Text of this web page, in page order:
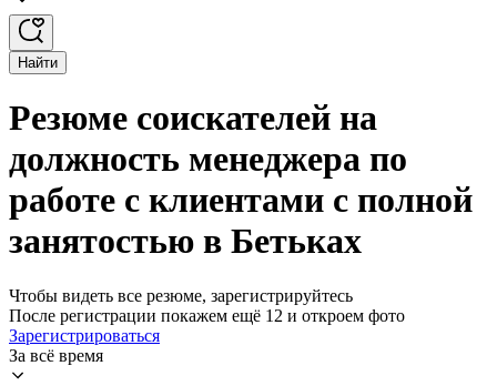
Найти
Резюме соискателей на
должность менеджера по
работе с клиентами с полной
занятостью в Бетьках
Чтобы видеть все резюме, зарегистрируйтесь
После регистрации покажем ещё 12 и откроем фото
Зарегистрироваться
За всё время